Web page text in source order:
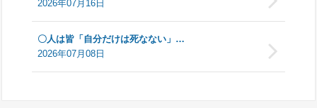
2026年07月16日
〇人は皆「自分だけは死なない」…
2026年07月08日